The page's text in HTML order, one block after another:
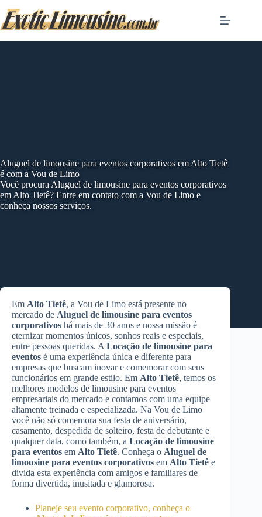
to
content
Aluguel de limousine para eventos corporativos em Alto Tietê
é com a Vou de Limo
Você procura Aluguel de limousine para eventos corporativos
em Alto Tietê? Entre em contato com a Vou de Limo e
conheça nossos serviços.
Em Alto Tietê, a Vou de Limo está presente no
mercado de Aluguel de limousine para eventos
corporativos há mais de 30 anos e nossa missão é
eternizar momentos únicos, sonhos reais e especiais,
entre pessoas queridas. A Locação de limousine para
eventos é uma experiência única e diferente para
empresas que buscam inovar e comemorar com seus
funcionários em grande estilo. Em Alto Tietê, temos os
melhores modelos de limousine para eventos
empresariais do mercado e contamos com uma equipe
altamente treinada e especializada. Na Vou de Limo
você não só comemora sua festa de aniversário,
casamento, despedida de solteiro, festa de debutante e
qualquer data, como também, a Locação de limousine
para eventos em Alto Tietê. Conheça o Aluguel de
limousine para eventos corporativos em Alto Tietê e
divida esta experiência com amigos e familiares de
forma divertida, inusitada e glamorosa.
Planeje seu evento corporativo, conheça o